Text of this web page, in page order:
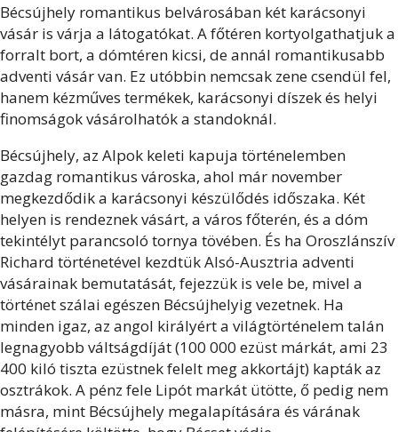
Bécsújhely romantikus belvárosában két karácsonyi
vásár is várja a látogatókat. A főtéren kortyolgathatjuk a
forralt bort, a dómtéren kicsi, de annál romantikusabb
adventi vásár van. Ez utóbbin nemcsak zene csendül fel,
hanem kézműves termékek, karácsonyi díszek és helyi
finomságok vásárolhatók a standoknál.
Bécsújhely, az Alpok keleti kapuja történelemben
gazdag romantikus városka, ahol már november
megkezdődik a karácsonyi készülődés időszaka. Két
helyen is rendeznek vásárt, a város főterén, és a dóm
tekintélyt parancsoló tornya tövében. És ha Oroszlánszív
Richard történetével kezdtük Alsó-Ausztria adventi
vásárainak bemutatását, fejezzük is vele be, mivel a
történet szálai egészen Bécsújhelyig vezetnek. Ha
minden igaz, az angol királyért a világtörténelem talán
legnagyobb váltságdíját (100 000 ezüst márkát, ami 23
400 kiló tiszta ezüstnek felelt meg akkortájt) kapták az
osztrákok. A pénz fele Lipót markát ütötte, ő pedig nem
másra, mint Bécsújhely megalapítására és várának